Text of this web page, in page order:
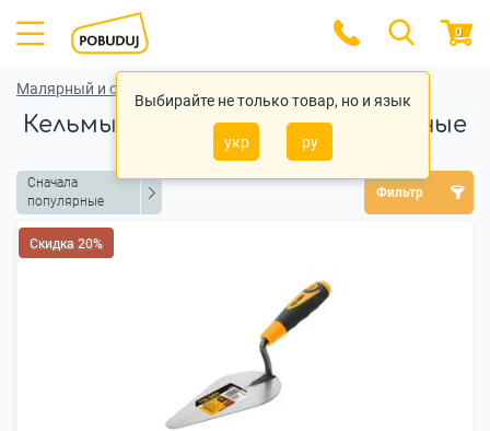
Выбирайте не только товар, но и язык
укр ру
0
Малярный и отделочный инструмент
Кельмы (мастерки) строительные
Сначала
популярные
Фильтр
Скидка 20%